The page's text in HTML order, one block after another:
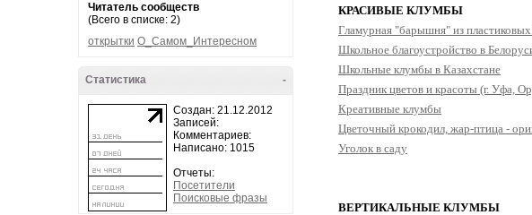
Читатель сообществ
(Всего в списке: 2)
открытки О_Самом_Интересном
-
Статистика
Создан: 21.12.2012
Записей:
Комментариев:
Написано: 1015
Отчеты:
Посетители
Поисковые фразы
КРАСИВЫЕ КЛУМБЫ
Гламурная "барышня" из
Школьное благоустройство в
Школьные клумбы в Казахстане
Праздник цветов и красоты (г. Уфа,
Креативные клумбы
Цветочный крокодил, жар-птица -
Уголок в саду
ВЕРТИКАЛЬНЫЕ КЛУМБЫ